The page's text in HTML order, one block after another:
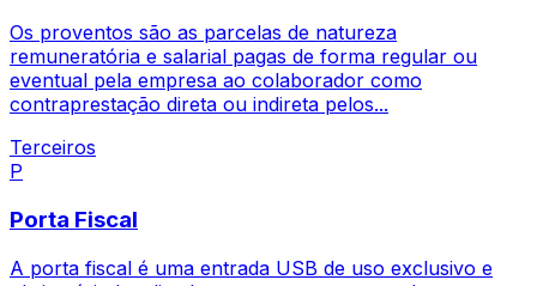
Os proventos são as parcelas de natureza
remuneratória e salarial pagas de forma regular ou
eventual pela empresa ao colaborador como
contraprestação direta ou indireta pelos...
Terceiros
P
Porta Fiscal
A porta fiscal é uma entrada USB de uso exclusivo e